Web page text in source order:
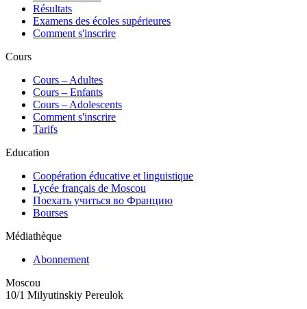
Résultats
Examens des écoles supérieures
Comment s'inscrire
Cours
Сours – Adultes
Cours – Enfants
Cours – Adolescents
Comment s'inscrire
Tarifs
Education
Coopération éducative et linguistique
Lycée français de Moscou
Поехать учиться во Францию
Bourses
Médiathèque
Abonnement
Moscou
10/1 Milyutinskiy Pereulok